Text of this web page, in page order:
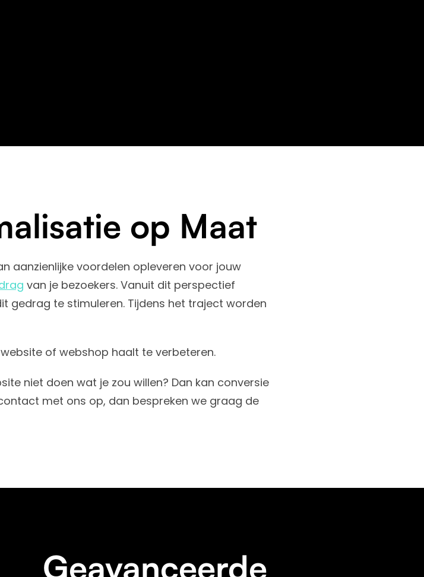
op Maat
aanzienlijke voordelen opleveren voor jouw
van je bezoekers. Vanuit dit perspectief
gedrag te stimuleren. Tijdens het traject worden
of webshop haalt te verbeteren.
niet doen wat je zou willen? Dan kan conversie
met ons op, dan bespreken we graag de
Geavanceerde